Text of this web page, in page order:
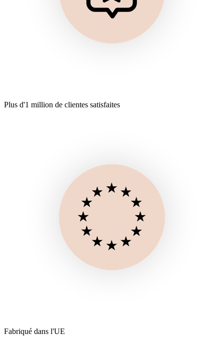
Plus d'1 million de clientes satisfaites
Fabriqué dans l'UE